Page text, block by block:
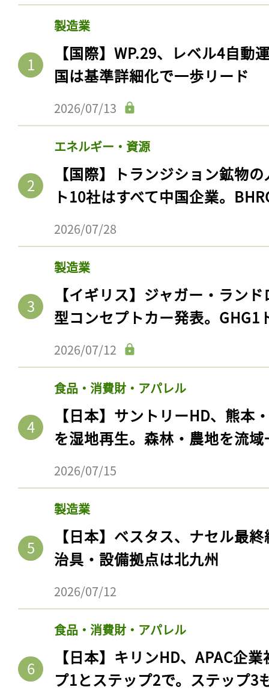
製造業
【国際】WP.29、レベル4自動
国は基準詳細化で一歩リード
2026/07/13
エネルギー・資源
【国際】トランジション鉱物
ト10社はすべて中国企業。
2026/07/28
製造業
【イギリス】ジャガー・ラン
型コンセプトカー発表。GHG1
2026/07/12
食品・消費財・アパレル
【日本】サントリーHD、熊本
を湿地再生。森林・農地を流
2026/07/15
製造業
【日本】ベスタス、ナセル最
治具・設備拠点は北九州
2026/07/12
食品・消費財・アパレル
【日本】キリンHD、APAC企
プ1とステップ2で。ステップ3